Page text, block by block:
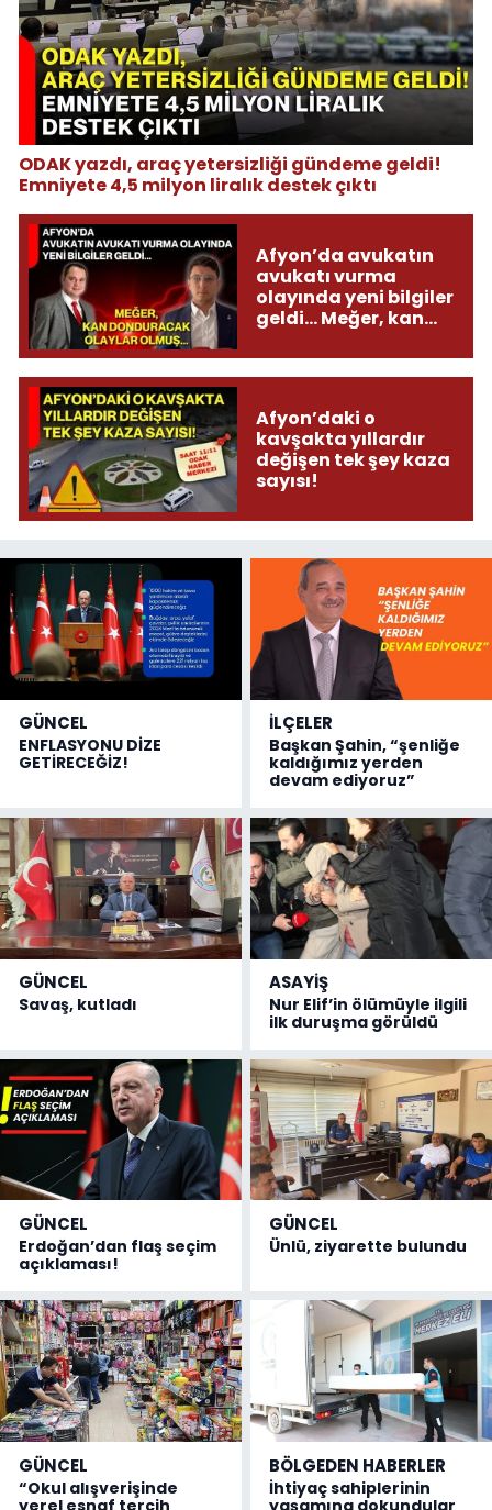
ODAK yazdı, araç yetersizliği gündeme geldi!
Emniyete 4,5 milyon liralık destek çıktı
Afyon’da avukatın
avukatı vurma
olayında yeni bilgiler
geldi... Meğer, kan
olmuş...
Afyon’daki o
kavşakta yıllardır
değişen tek şey kaza
sayısı!
GÜNCEL
ENFLASYONU DİZE
GETİRECEĞİZ!
İLÇELER
Başkan Şahin, “şenliğe
kaldığımız yerden
devam ediyoruz”
GÜNCEL
Savaş, kutladı
ASAYİŞ
Nur Elif’in ölümüyle ilgili
ilk duruşma görüldü
GÜNCEL
Erdoğan’dan flaş seçim
açıklaması!
GÜNCEL
Ünlü, ziyarette bulundu
GÜNCEL
“Okul alışverişinde
yerel esnaf tercih
BÖLGEDEN HABERLER
İhtiyaç sahiplerinin
yaşamına dokundular